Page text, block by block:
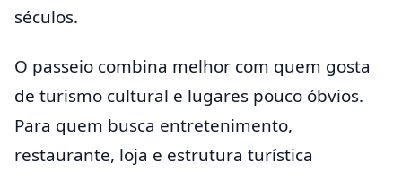
séculos.
O passeio combina melhor com quem gosta
de turismo cultural e lugares pouco óbvios.
Para quem busca entretenimento,
restaurante, loja e estrutura turística